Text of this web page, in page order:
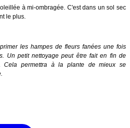
à mi-ombragée. C'est dans un sol sec
le plus.
les hampes de fleurs fanées une fois
Un petit nettoyage peut être fait en fin de
Cela permettra à la plante de mieux se